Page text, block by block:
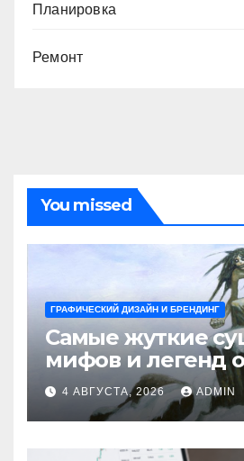
Планировка
Ремонт
You missed
ГРАФИЧЕСКИЙ ДИЗАЙН И БРЕНДИНГ
Самые жуткие
мифов и легенд
стынет кровь
4 АВГУСТА, 2026 ADMIN